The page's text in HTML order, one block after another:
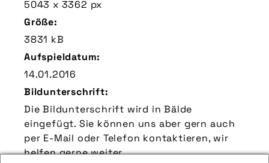
5043 x 3362 px
Größe:
3831 kB
Aufspieldatum:
14.01.2016
Bildunterschrift:
Die Bildunterschrift wird in Bälde
eingefügt. Sie können uns aber gern auch
per E-Mail oder Telefon kontaktieren, wir
helfen gerne weiter.